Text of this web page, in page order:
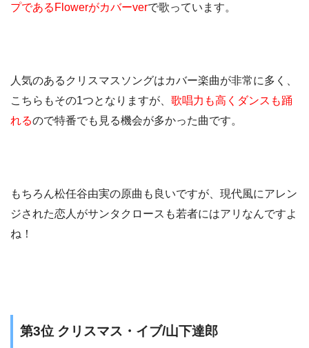
プであるFlowerがカバーverで歌っています。
人気のあるクリスマスソングはカバー楽曲が非常に多く、
こちらもその1つとなりますが、 歌唱力も高くダンスも踊
れるので特番でも見る機会が多かった曲です。
もちろん松任谷由実の原曲も良いですが、現代風にアレン
ジされた恋人がサンタクロースも若者にはアリなんですよ
ね！
第3位 クリスマス・イブ/山下達郎